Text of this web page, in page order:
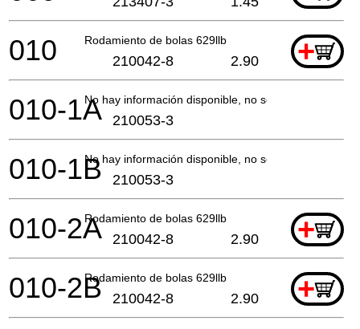
Rodamiento de bolas 629llb +
010 210042-8 2.90
No hay información disponible, no se puede pedir
010-1A 210053-3
No hay información disponible, no se puede pedir
010-1B 210053-3
Rodamiento de bolas 629llb +
010-2A 210042-8 2.90
Rodamiento de bolas 629llb +
010-2B 210042-8 2.90